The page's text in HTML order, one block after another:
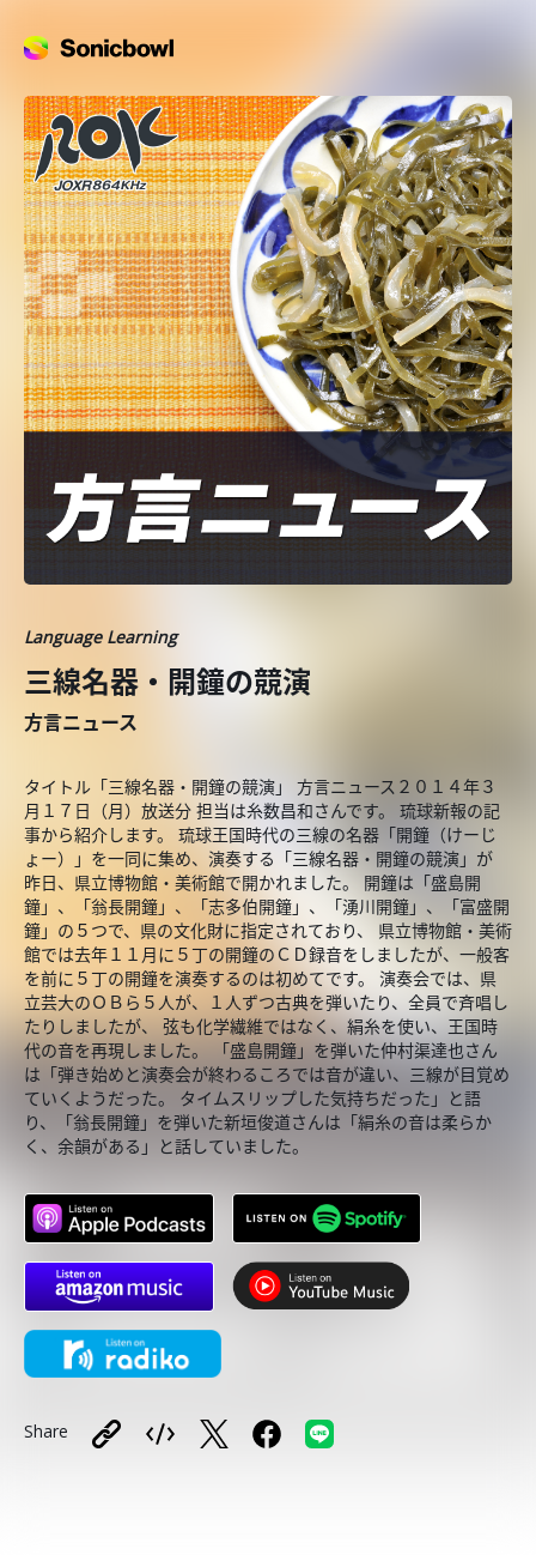
Language Learning
三線名器・開鐘の競演
方言ニュース
タイトル「三線名器・開鐘の競演」 方言ニュース２０１４年３
月１７日（月）放送分 担当は糸数昌和さんです。 琉球新報の記
事から紹介します。 琉球王国時代の三線の名器「開鐘（けーじ
ょー）」を一同に集め、演奏する「三線名器・開鐘の競演」が
昨日、県立博物館・美術館で開かれました。 開鐘は「盛島開
鐘」、「翁長開鐘」、「志多伯開鐘」、「湧川開鐘」、「富盛開
鐘」の５つで、県の文化財に指定されており、 県立博物館・美術
館では去年１１月に５丁の開鐘のＣＤ録音をしましたが、一般客
を前に５丁の開鐘を演奏するのは初めてです。 演奏会では、県
立芸大のＯＢら５人が、１人ずつ古典を弾いたり、全員で斉唱し
たりしましたが、 弦も化学繊維ではなく、絹糸を使い、王国時
代の音を再現しました。 「盛島開鐘」を弾いた仲村渠達也さん
は「弾き始めと演奏会が終わるころでは音が違い、三線が目覚め
ていくようだった。 タイムスリップした気持ちだった」と語
り、「翁長開鐘」を弾いた新垣俊道さんは「絹糸の音は柔らか
く、余韻がある」と話していました。
Share